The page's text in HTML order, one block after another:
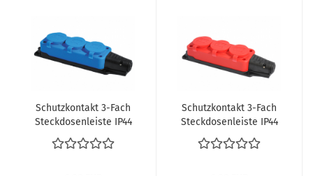
Schutz­kon­takt 3-​Fach
Steck­do­sen­leis­te IP44
in Blau
Schutz­kon­takt 3-​Fach
Steck­do­sen­leis­te IP44
in Rot